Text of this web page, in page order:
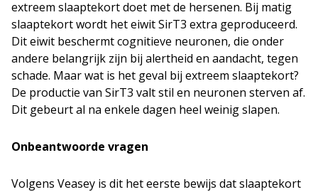
extreem slaaptekort doet met de hersenen. Bij matig
slaaptekort wordt het eiwit SirT3 extra geproduceerd.
Dit eiwit beschermt cognitieve neuronen, die onder
andere belangrijk zijn bij alertheid en aandacht, tegen
schade. Maar wat is het geval bij extreem slaaptekort?
De productie van SirT3 valt stil en neuronen sterven af.
Dit gebeurt al na enkele dagen heel weinig slapen.
Onbeantwoorde vragen
Volgens Veasey is dit het eerste bewijs dat slaaptekort